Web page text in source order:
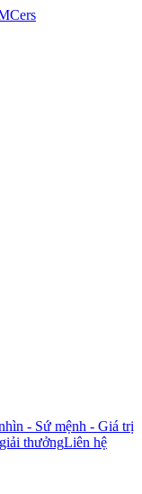
- Sứ mệnh - Giá trị
thưởngLiên hệ